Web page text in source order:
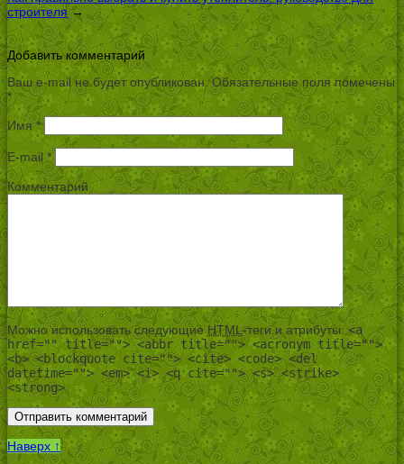
строителя→
Добавить комментарий
Ваш e-mail не будет опубликован.Обязательные поля помечены
*
Имя*
E-mail *
Комментарий
Можно использовать следующие HTML-теги и атрибуты: <a
href="" title=""> <abbr title=""> <acronym title="">
<b> <blockquote cite=""> <cite> <code> <del
datetime=""> <em> <i> <q cite=""> <s> <strike>
<strong>
Наверх ↑